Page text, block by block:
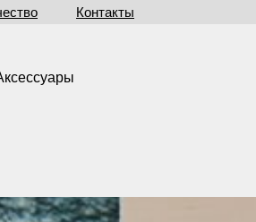
Контакты